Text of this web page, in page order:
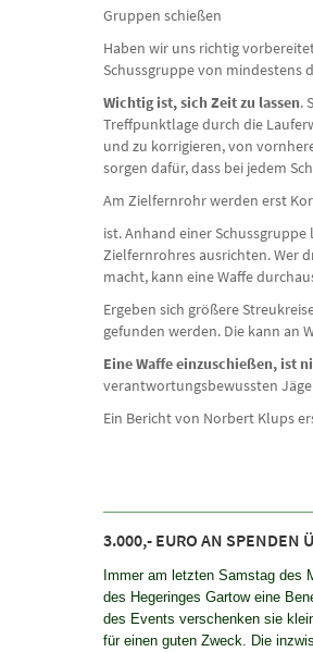
Gruppen schießen
Haben wir uns richtig
Schussgruppe von mindestens
Wichtig ist, sich Zeit zu lassen.
Treffpunktlage durch die
und zu korrigieren, von
sorgen dafür, dass bei jedem
Am Zielfernrohr werden erst
ist. Anhand einer
Zielfernrohres ausrichten. Wer
macht, kann eine Waffe
Ergeben sich größere
gefunden werden. Die kann an
Eine Waffe einzuschießen, ist
verantwortungsbewussten
Ein Bericht von Norbert Klups
3.000,- EURO AN SPENDEN
Immer am letzten Samstag des
des Hegeringes Gartow eine
des Events verschenken sie
für einen guten Zweck. Die